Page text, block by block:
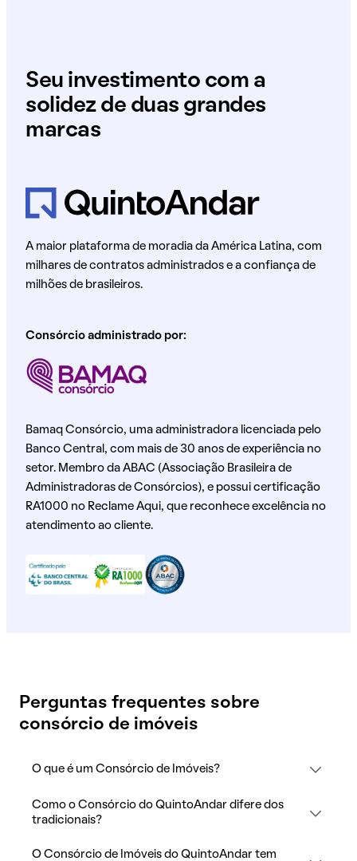
Seu investimento com a
solidez de duas grandes
marcas
A maior plataforma de moradia da América Latina, com
milhares de contratos administrados e a confiança de
milhões de brasileiros.
Consórcio administrado por:
Bamaq Consórcio, uma administradora licenciada pelo
Banco Central, com mais de 30 anos de experiência no
setor. Membro da ABAC (Associação Brasileira de
Administradoras de Consórcios), e possui certificação
RA1000 no Reclame Aqui, que reconhece excelência no
atendimento ao cliente.
Perguntas frequentes sobre
consórcio de imóveis
O que é um Consórcio de Imóveis?
Como o Consórcio do QuintoAndar difere dos
tradicionais?
O Consórcio de Imóveis do QuintoAndar tem